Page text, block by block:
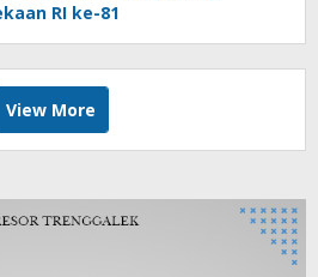
RI ke-81
View More